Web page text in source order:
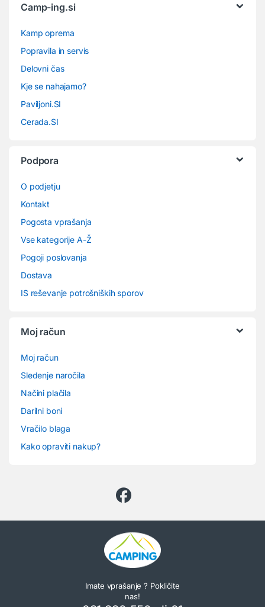
Camp-ing.si
Kamp oprema
Popravila in servis
Delovni čas
Kje se nahajamo?
Paviljoni.SI
Cerada.SI
Podpora
O podjetju
Kontakt
Pogosta vprašanja
Vse kategorije A-Ž
Pogoji poslovanja
Dostava
IS reševanje potrošniških sporov
Moj račun
Moj račun
Sledenje naročila
Načini plačila
Darilni boni
Vračilo blaga
Kako opraviti nakup?
Imate vprašanje ? Pokličite
nas!